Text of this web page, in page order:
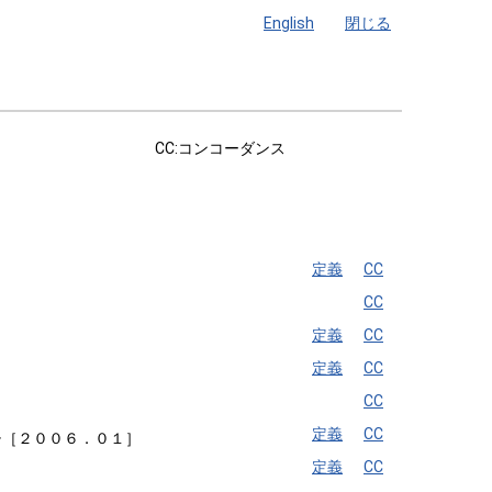
English 閉じる
CC:コンコーダンス
定義
CC
CC
定義
CC
定義
CC
CC
２００６．０１］ 定義
CC
定義
CC